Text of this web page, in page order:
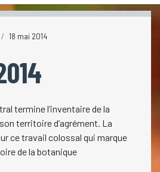
18 mai 2014
termine l’inventaire de la
territoire d’agrément. La
ce travail colossal qui marque
de la botanique